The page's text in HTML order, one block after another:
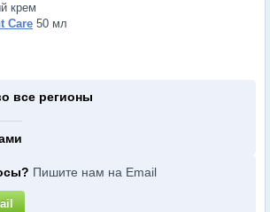
крем
Care 50 мл
все регионы
Пишите нам на Email